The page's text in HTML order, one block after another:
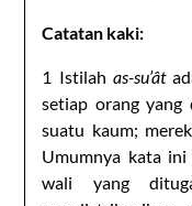
Catatan kaki:
1 Istilah as-su’ât
setiap orang yang
suatu kaum;
Umumnya kata
wali yang